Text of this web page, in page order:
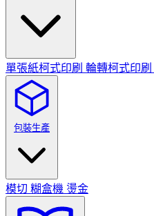
單張紙柯式印刷 輪轉柯式印刷
包裝生產
模切 糊盒機 燙金